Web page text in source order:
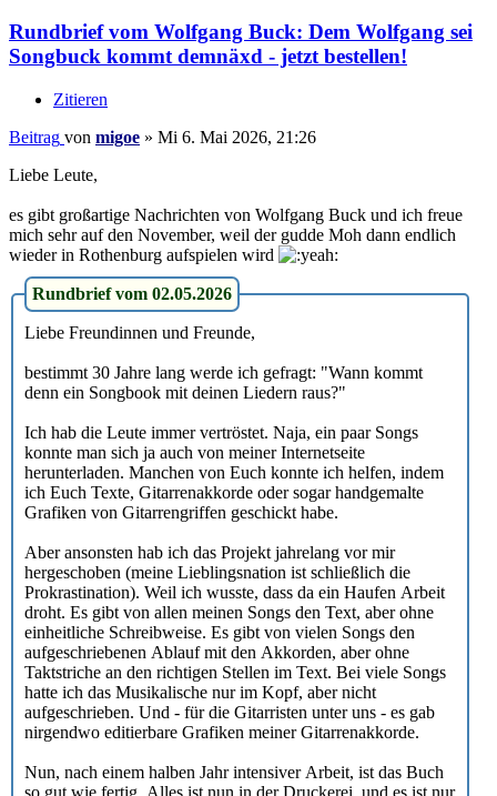
Rundbrief vom Wolfgang Buck: Dem Wolfgang sei
Songbuck kommt demnäxd - jetzt bestellen!
Zitieren
Beitrag von migoe » Mi 6. Mai 2026, 21:26
Liebe Leute,
es gibt großartige Nachrichten von Wolfgang Buck und ich freue
mich sehr auf den November, weil der gudde Moh dann endlich
wieder in Rothenburg aufspielen wird
Rundbrief vom 02.05.2026
Liebe Freundinnen und Freunde,
bestimmt 30 Jahre lang werde ich gefragt: "Wann kommt
denn ein Songbook mit deinen Liedern raus?"
Ich hab die Leute immer vertröstet. Naja, ein paar Songs
konnte man sich ja auch von meiner Internetseite
herunterladen. Manchen von Euch konnte ich helfen, indem
ich Euch Texte, Gitarrenakkorde oder sogar handgemalte
Grafiken von Gitarrengriffen geschickt habe.
Aber ansonsten hab ich das Projekt jahrelang vor mir
hergeschoben (meine Lieblingsnation ist schließlich die
Prokrastination). Weil ich wusste, dass da ein Haufen Arbeit
droht. Es gibt von allen meinen Songs den Text, aber ohne
einheitliche Schreibweise. Es gibt von vielen Songs den
aufgeschriebenen Ablauf mit den Akkorden, aber ohne
Taktstriche an den richtigen Stellen im Text. Bei viele Songs
hatte ich das Musikalische nur im Kopf, aber nicht
aufgeschrieben. Und - für die Gitarristen unter uns - es gab
nirgendwo editierbare Grafiken meiner Gitarrenakkorde.
Nun, nach einem halben Jahr intensiver Arbeit, ist das Buch
so gut wie fertig. Alles ist nun in der Druckerei, und es ist nur